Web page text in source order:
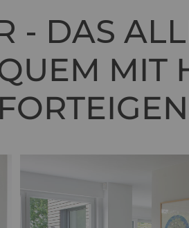
- DAS
MIT